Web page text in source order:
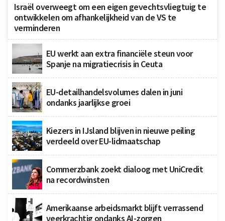
Israël overweegt om een eigen gevechtsvliegtuig te
ontwikkelen om afhankelijkheid van de VS te
verminderen
EU werkt aan extra financiële steun voor
Spanje na migratiecrisis in Ceuta
EU-detailhandelsvolumes dalen in juni
ondanks jaarlijkse groei
Kiezers in IJsland blijven in nieuwe peiling
verdeeld over EU-lidmaatschap
Commerzbank zoekt dialoog met UniCredit
na recordwinsten
Amerikaanse arbeidsmarkt blijft verrassend
veerkrachtig ondanks AI-zorgen